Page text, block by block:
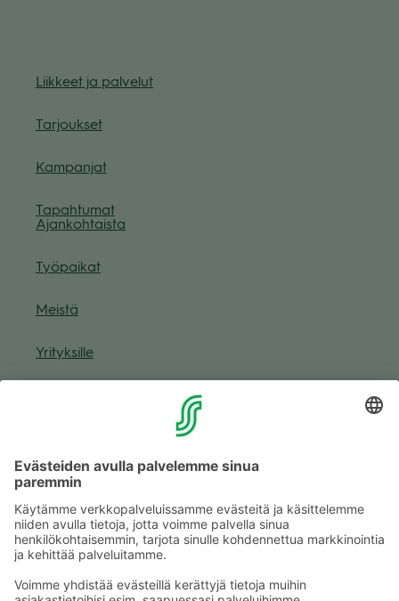
Liik­keet ja pal­ve­lut
Tar­jouk­set
Kam­pan­jat
Tapah­tu­mat
Ajan­koh­taista
Työ­pai­kat
Meistä
Yri­tyk­sille
Muuta eväs­tea­se­tuk­sia & eväs­tein­for­maa­tio
Tie­to­suo­ja­se­loste (Arina)
Kaup­pa­kes­kus